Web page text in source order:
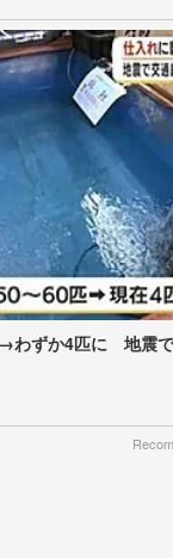
→わずか4匹に 地震